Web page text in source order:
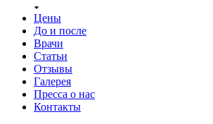
Цены
До и после
Врачи
Статьи
Отзывы
Галерея
Пресса о нас
Контакты